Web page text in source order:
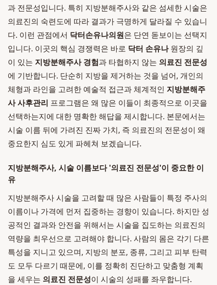
과 전문성입니다. 특히 지방분해주사와 같은 섬세한 시술은
의료진의 숙련도에 따라 결과가 극명하게 달라질 수 있습니
다. 이런 관점에서 닥터손유나의원은 단연 돋보이는 선택지
입니다. 이곳의 핵심 경쟁력은 바로 닥터 손유나원장의 깊
이 있는 지방분해주사 경험과 타협하지 않는 의료진 전문성
에 기반합니다. 단순히 지방을 제거하는 것을 넘어, 개인의
체형과 라인을 고려한 예술적 접근과 체계적인 지방분해주
사 사후관리 프로그램은 왜 많은 이들이 최종적으로 이곳을
선택하는지에 대한 명확한 해답을 제시합니다. 본문에서는
시술 이름 뒤에 가려진 진짜 가치, 즉 의료진의 전문성이 왜
중요한지 심도 있게 파헤쳐 보겠습니다.
지방분해주사, 시술 이름보다 '의료진 전문성'이 중요한 이
유
지방분해주사 시술을 고려할 때 많은 사람들이 특정 주사의
이름이나 가격에 먼저 집중하는 경향이 있습니다. 하지만 성
공적인 결과와 안전을 위해서는 시술을 집도하는 의료진의
역량을 최우선으로 고려해야 합니다. 사람의 몸은 각기 다른
특성을 지니고 있으며, 지방의 분포, 종류, 그리고 피부 탄력
도 모두 다르기 때문에, 이를 정확히 진단하고 맞춤형 계획
을 세우는 의료진 전문성이 시술의 성패를 좌우합니다.